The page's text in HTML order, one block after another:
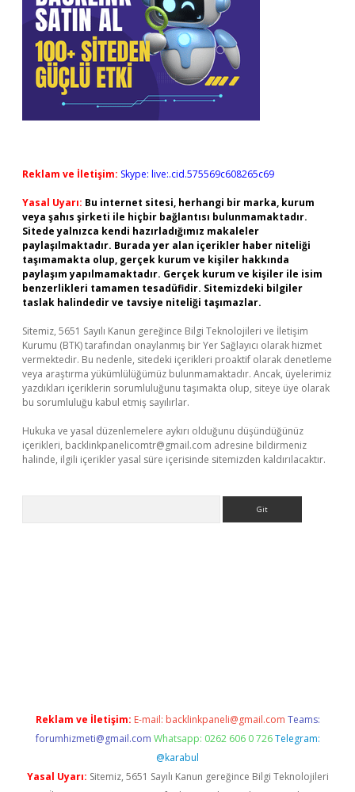
Reklam ve İletişim: Skype: live:.cid.575569c608265c69
Yasal Uyarı: Bu internet sitesi, herhangi bir marka, kurum
veya şahıs şirketi ile hiçbir bağlantısı bulunmamaktadır.
Sitede yalnızca kendi hazırladığımız makaleler
paylaşılmaktadır. Burada yer alan içerikler haber niteliği
taşımamakta olup, gerçek kurum ve kişiler hakkında
paylaşım yapılmamaktadır. Gerçek kurum ve kişiler ile isim
benzerlikleri tamamen tesadüfidir. Sitemizdeki bilgiler
taslak halindedir ve tavsiye niteliği taşımazlar.
Sitemiz, 5651 Sayılı Kanun gereğince Bilgi Teknolojileri ve İletişim
Kurumu (BTK) tarafından onaylanmış bir Yer Sağlayıcı olarak hizmet
vermektedir. Bu nedenle, sitedeki içerikleri proaktif olarak denetleme
veya araştırma yükümlülüğümüz bulunmamaktadır. Ancak, üyelerimiz
yazdıkları içeriklerin sorumluluğunu taşımakta olup, siteye üye olarak
bu sorumluluğu kabul etmiş sayılırlar.
Hukuka ve yasal düzenlemelere aykırı olduğunu düşündüğünüz
içerikleri, backlinkpanelicomtr@gmail.com adresine bildirmeniz
halinde, ilgili içerikler yasal süre içerisinde sitemizden kaldırılacaktır.
Reklam ve İletişim: E-mail: backlinkpaneli@gmail.com Teams:
forumhizmeti@gmail.com Whatsapp: 0262 606 0 726 Telegram:
@karabul
Yasal Uyarı: Sitemiz, 5651 Sayılı Kanun gereğince Bilgi Teknolojileri